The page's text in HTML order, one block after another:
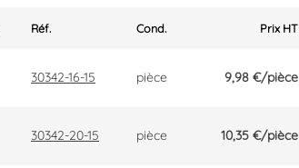
Réf. Cond. Prix HT
30342-16-15 pièce 9,98 €/pièce
30342-20-15 pièce 10,35 €/pièce